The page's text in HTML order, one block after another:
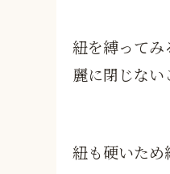
紐を縛って
麗に閉じない
紐も硬いため